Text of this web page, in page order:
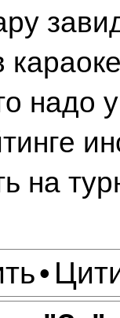
надо
на
•